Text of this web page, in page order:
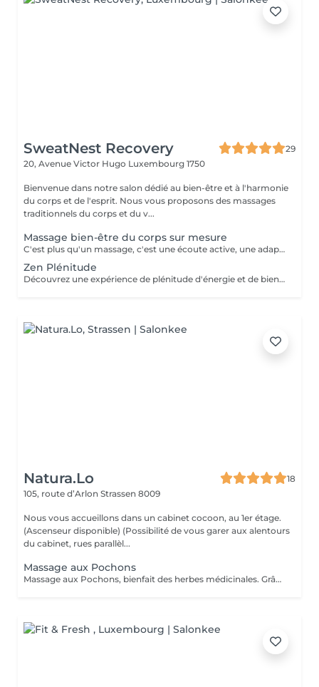
SweatNest Recovery
29
20, Avenue Victor Hugo Luxembourg 1750
Bienvenue dans notre salon dédié au bien-être et à l'harmonie
du corps et de l'esprit. Nous vous proposons des massages
traditionnels du corps et du v...
Massage bien-être du corps sur mesure
C'est plus qu'un massage, c'est une écoute active, une adaptation précise, et une maîtrise de chaque mouvement pour transcender votre expérience de bien-être. Il est créé uniquement pour vous, pour répondre pleinement à vos aspirations de bien-être. Il pourra être personnalisé selon vos besoins et problématique du moment : stress, postures inconfortables au travail, position assise prolongée, des efforts sportifs intenses ou autres. Avant de commencer la séance de massage sur mesure, nous définissons ensemble les zones du corps à privilégier, le type de technique et pression à exercer (doux, profond, enveloppant, énergétique) afin de m'adapter au mieux à votre besoin du moment. Invitez le luxe d'un soin sur-mesure dans votre vie et octroyez vous une halte bien-être inégalée!
Zen Plénitude
Découvrez une expérience de plénitude d'énergie et de bien-être avec une alliance parfaite du massage relaxant du corps de 60 minutes et réflexologie plantaire de 30 minutes. Plongez-vous dans les sensations de bien-être et de sérénité grâce aux mouvements lents et enveloppants et des parfums délicats des huiles. Ce massage relaxant procure le relâchement des tensions musculaires et l'apaisement de l'esprit. Poursuivez l'expérience avec une demi-heure consacrée à vos pieds, véritable relais de l'équilibre et de l'harmonie global. Le travail délicat sur les zones réflexes des pieds permet rétablir une libre circulation d'énergie dans votre corps et une synergie de fonctionnement des organes internes. Offrez-vous une combinaison idéale pour une détente profonde, libération de stress et l'harmonie intérieure.
Natura.Lo
18
105, route d’Arlon Strassen 8009
Nous vous accueillons dans un cabinet cocoon, au 1er étage.
(Ascenseur disponible) (Possibilité de vous garer aux alentours
du cabinet, rues parallèl...
Massage aux Pochons
Massage aux Pochons, bienfait des herbes médicinales. Grâce aux pochons de plantes aromatiques et chaudes, on obtient une profonde relaxation des muscles, une bonne circulation, exfoliant et l'annulation des blocages musculaires. Attention: ce massage ne convient pas aux femmes enceintes, aux personnes hémophiles, aux personnes ayant des problèmes cardiaques. (Si vous le souhaitez après le soin, vous repartirez avec vos pochons, soit pour un prochain massage soit à utiliser dans un bain et continuer à profiter des bienfaits des herbes, ou encore comme exfoliant sous la douche. 10€/pochons seront facturés en supplément)